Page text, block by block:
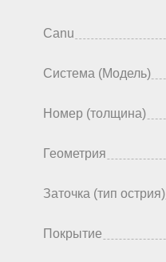
Canu
Система (Модель)
Номер (толщина)
Геометрия
Заточка (тип острия)
Покрытие